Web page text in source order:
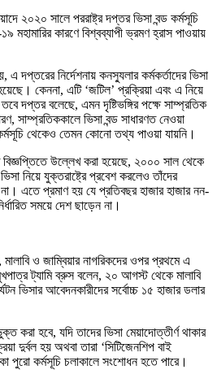
২০২০ সালে পররাষ্ট্র দপ্তর ভিসা বন্ড কর্মসূচি
মহামারির কারণে বিশ্বব্যাপী ভ্রমণ হ্রাস পাওয়ায়
এ দপ্তরের নির্দেশনায় কনস্যুলার কর্মকর্তাদের ভিসা
কেননা, এটি ‘জটিল’ প্রক্রিয়া এবং এ নিয়ে
দপ্তর বলেছে, এমন দৃষ্টিভঙ্গির পক্ষে সাম্প্রতিক
সাম্প্রতিককালে ভিসা বন্ড সাধারণত নেওয়া
থেকেও তেমন কোনো তথ্য পাওয়া যায়নি।
বিজ্ঞপ্তিতে উল্লেখ করা হয়েছে, ২০০০ সাল থেকে
নিয়ে যুক্তরাষ্ট্রে প্রবেশ করলেও তাঁদের
এতে প্রমাণ হয় যে প্রতিবছর হাজার হাজার নন-
সময়ে দেশ ছাড়েন না।
ও জাম্বিয়ার নাগরিকদের ওপর প্রথমে এ
ট্যামি ব্রুস বলেন, ২০ আগস্ট থেকে মালাবি
ভিসার আবেদনকারীদের সর্বোচ্চ ১৫ হাজার ডলার
করা হবে, যদি তাদের ভিসা মেয়াদোত্তীর্ণ থাকার
দুর্বল হয় অথবা তারা ‘সিটিজেনশিপ বাই
পুরো কর্মসূচি চলাকালে সংশোধন হতে পারে।